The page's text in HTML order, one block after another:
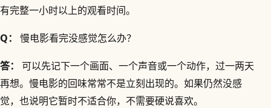
有完整一小时以上的观看时间。
Q： 慢电影看完没感觉怎么办？
答：
可以先记下一个画面、一个声音或一个动作，过一两天
再想。慢电影的回味常常不是立刻出现的。如果仍然没感
觉，也说明它暂时不适合你，不需要硬说喜欢。